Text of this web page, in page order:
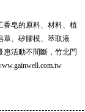
香皂的原料、材料、植
章、矽膠模、萃取液
惠活動不間斷，竹北門